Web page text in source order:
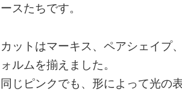
ースたちです。
カットはマーキス、ペアシェイプ
ォルムを揃えました。
同じピンクでも、形によって光の